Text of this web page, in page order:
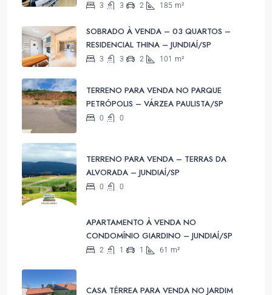
3 3 2 185 m²
SOBRADO À VENDA – 03 QUARTOS –
RESIDENCIAL THINA – JUNDIAÍ/SP
3 3 2 101 m²
TERRENO PARA VENDA NO PARQUE
PETRÓPOLIS – VÁRZEA PAULISTA/SP
0 0
TERRENO PARA VENDA – TERRAS DA
ALVORADA – JUNDIAÍ/SP
0 0
APARTAMENTO À VENDA NO
CONDOMÍNIO GIARDINO – JUNDIAÍ/SP
2 1 1 61 m²
CASA TÉRREA PARA VENDA NO JARDIM